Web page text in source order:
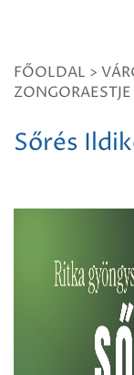
FŐOLDAL >
ZONGORAESTJE
Sőrés